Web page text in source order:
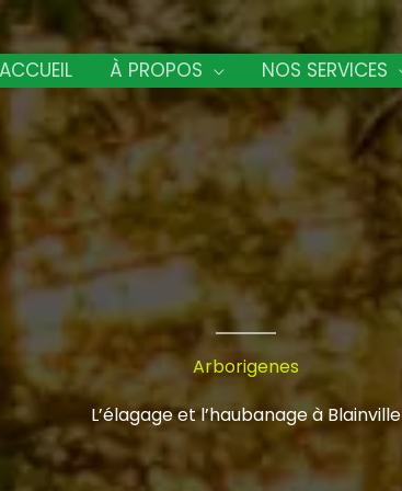
ACCUEIL À PROPOS NOS SERVICES
Arborigenes
L’élagage et l’haubanage à Blainville